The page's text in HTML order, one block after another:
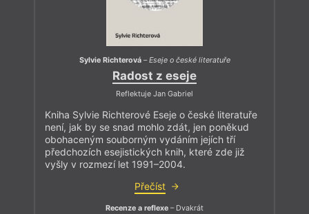
Sylvie Richterová–Eseje o české literatuře
Radost z eseje
Reflektuje Jan Gabriel
Kniha Sylvie Richterové Eseje o české literatuře
není, jak by se snad mohlo zdát, jen poněkud
obohaceným souborným vydáním jejích tří
předchozích esejistických knih, které zde již
vyšly v rozmezí let 1991–2004.
Přečíst
Recenze a reflexe – Dvakrát